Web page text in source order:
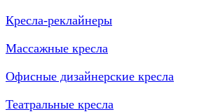
Кресла-реклайнеры
Массажные кресла
Офисные дизайнерские кресла
Театральные кресла